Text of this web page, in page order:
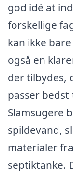
god idé at
forskellige
kan ikke
også en
der tilbydes,
passer bedst
Slamsugere
spildevand,
materialer
septiktanke.